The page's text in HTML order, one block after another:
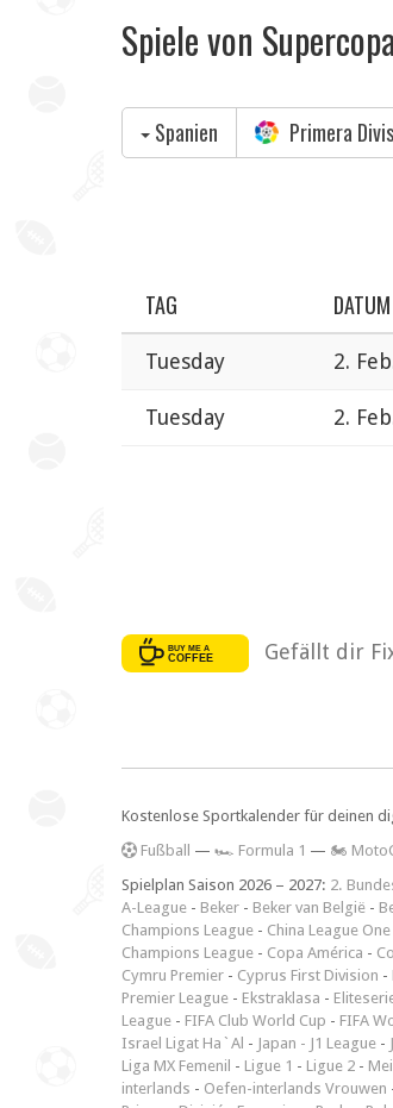
Spiele von
Spanien Primera
TAG DATUM
Tuesday 2.
Tuesday 2.
Gefällt dir
Kostenlose Sportkalender für deinen
Fußball — 🏎️ Formula 1 — 🏍
Spielplan Saison 2026 – 2027: 2.
A-League - Beker - Beker van België -
Champions League - China League One
Champions League - Copa América -
Cymru Premier - Cyprus First Division -
Premier League - Ekstraklasa -
League - FIFA Club World Cup - FIFA
Israel Ligat Ha`Al - Japan - J1 League -
Liga MX Femenil - Ligue 1 - Ligue 2 -
interlands - Oefen-interlands Vrouwen